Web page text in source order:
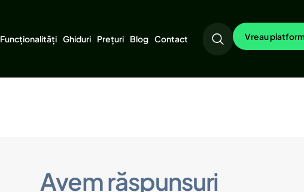
Funcționalități Ghiduri Prețuri Blog Contact Vreau
Avem răspunsuri